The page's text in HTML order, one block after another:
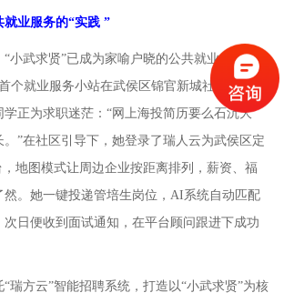
业服务的“实践 ”
武求贤”已成为家喻户晓的公共就业品牌。
个就业服务小站在武侯区锦官新城社区挂牌，
正为求职迷茫：“网上海投简历要么石沉大
”在社区引导下，她登录了瑞人云为武侯区定
地图模式让周边企业按距离排列，薪资、福
然。她一键投递管培生岗位，AI系统自动匹配
日便收到面试通知，在平台顾问跟进下成功
方云”智能招聘系统，打造以“小武求贤”为核